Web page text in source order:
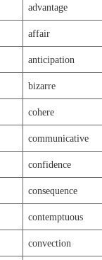
advantage
affair
anticipation
bizarre
cohere
communicative
confidence
consequence
contemptuous
convection